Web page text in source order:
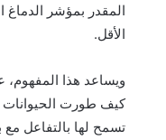
المقدر بمؤشر الدماغ
الأقل.
ويساعد هذا
كيف طورت الحيوانات
تسمح لها بالتفاعل مع